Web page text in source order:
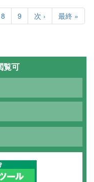
Page
8 Page
9
次
ペ
次 ›
最
終
ジ
最終 »
覧可